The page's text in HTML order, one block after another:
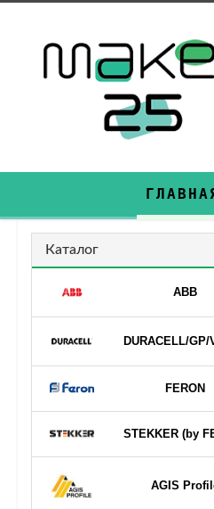
Каталог
ABB
DURAСELL/GP/
FERON
STEKKER (by
AGIS